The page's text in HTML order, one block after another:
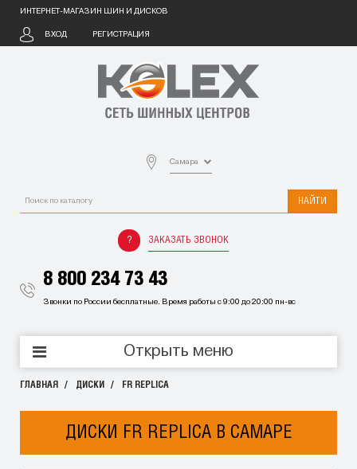
ИНТЕРНЕТ-МАГАЗИН ШИН И ДИСКОВ
ВХОД РЕГИСТРАЦИЯ
Самара
НАЙТИ
ЗАКАЗАТЬ ЗВОНОК
8 800 234 73 43
Звонки по России бесплатные. Время работы с 9:00 до 20:00 пн-вс
Открыть меню
ГЛАВНАЯ ДИСКИ FR REPLICA
ДИСКИ FR REPLICA В САМАРЕ